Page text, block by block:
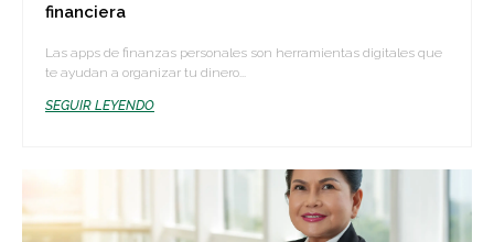
financiera
Las apps de finanzas personales son herramientas digitales que
te ayudan a organizar tu dinero...
SEGUIR LEYENDO